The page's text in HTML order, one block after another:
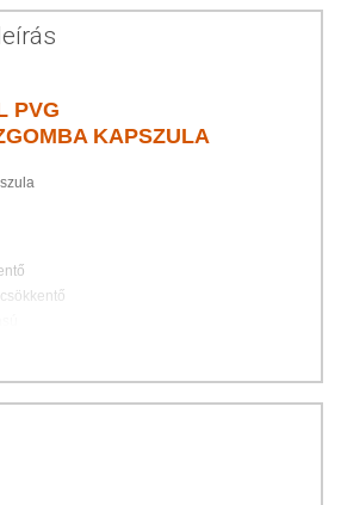
PVG
KAPSZULA